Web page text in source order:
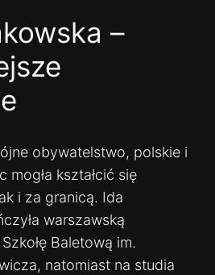
–
obywatelstwo, polskie i
mogła kształcić się
i za granicą. Ida
warszawską
Baletową im.
natomiast na studia